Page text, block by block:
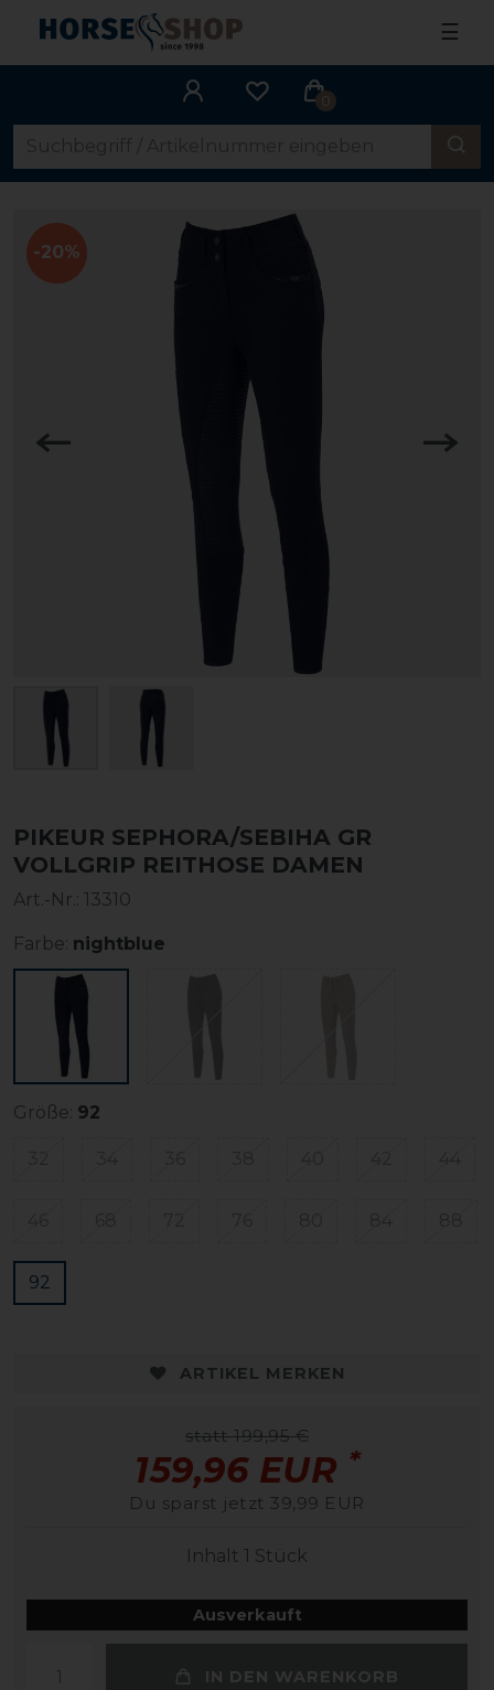
☰
0
-20%
PIKEUR SEPHORA/SEBIHA GR
VOLLGRIP REITHOSE DAMEN
Art.-Nr.: 13310
Farbe: nightblue
Größe: 92
92
ARTIKEL MERKEN
statt 199,95 €
159,96 EUR *
Du sparst jetzt 39,99 EUR
Inhalt 1 Stück
Ausverkauft
IN DEN WARENKORB